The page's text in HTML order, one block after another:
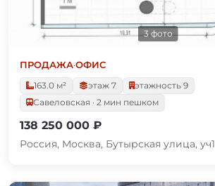
3 фото
ПРОДАЖА·ОФИС
163.0 м²
этаж 7
этажность 9
Савеловская · 2 мин пешком
138 250 000 ₽
Россия, Москва, Бутырская улица, уч1